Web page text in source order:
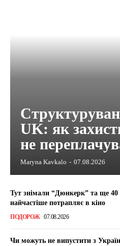
UK: як
не
Maryna Kavkalo - 07.08.2026
Тут знімали “Дюнкерк” та ще 40
найчастіше потрапляє в кіно
ПОДОРОЖ 07.08.2026
Чи можуть не випустити з